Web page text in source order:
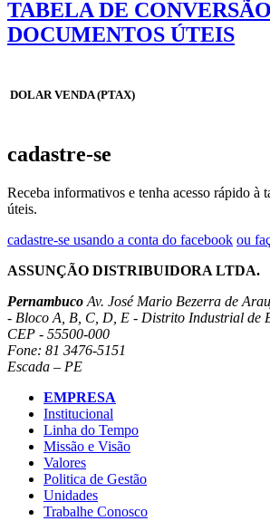
TABELA DE
DOCUMENTOS ÚTEIS
DOLAR VENDA (PTAX)
cadastre-se
Receba informativos e tenha acesso rápido à
úteis.
cadastre-se usando a conta do facebook ou
ASSUNÇÃO DISTRIBUIDORA LTDA.
Pernambuco Av. José Mario Bezerra de
- Bloco A, B, C, D, E - Distrito Industrial de
CEP - 55500-000
Fone: 81 3476-5151
Escada – PE
EMPRESA
Institucional
Linha do Tempo
Missão e Visão
Valores
Politica de Gestão
Unidades
Trabalhe Conosco